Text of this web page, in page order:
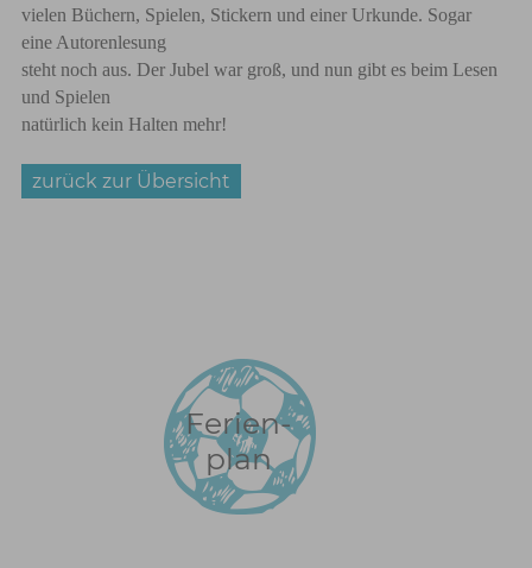
vielen Büchern, Spielen, Stickern und einer Urkunde. Sogar
eine Autorenlesung
steht noch aus. Der Jubel war groß, und nun gibt es beim Lesen
und Spielen
natürlich kein Halten mehr!
zurück zur Übersicht
Ferien-
plan